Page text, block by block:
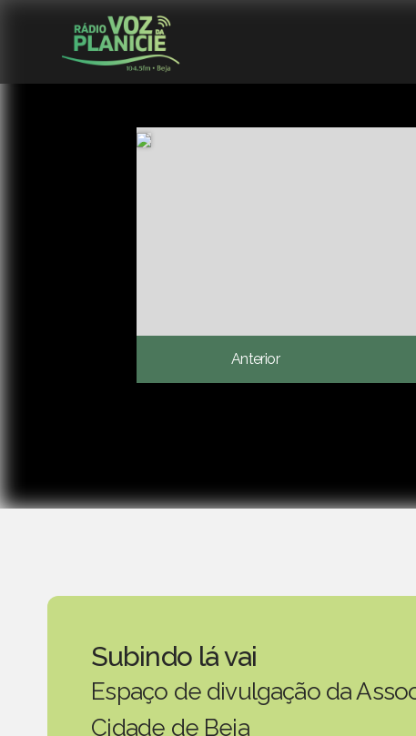
Anterior
Subindo lá vai
Espaço de divulgação da
Cidade de Beja